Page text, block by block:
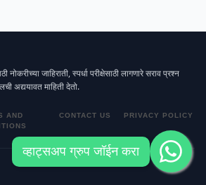
नोकरीच्या जाहिराती, स्पर्धा परीक्षेसाठी लागणारे सराव प्रश्न
अद्ययावत माहिती देतो.
AND
CONTACT US PRIVACY POLICY
व्हाट्सअप ग्रुप जॉईन करा